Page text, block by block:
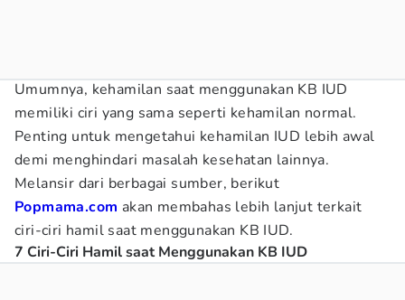
Umumnya, kehamilan saat menggunakan KB IUD
memiliki ciri yang sama seperti kehamilan normal.
Penting untuk mengetahui kehamilan IUD lebih awal
demi menghindari masalah kesehatan lainnya.
Melansir dari berbagai sumber, berikut
Popmama.com akan membahas lebih lanjut terkait
ciri-ciri hamil saat menggunakan KB IUD.
7 Ciri-Ciri Hamil saat Menggunakan KB IUD